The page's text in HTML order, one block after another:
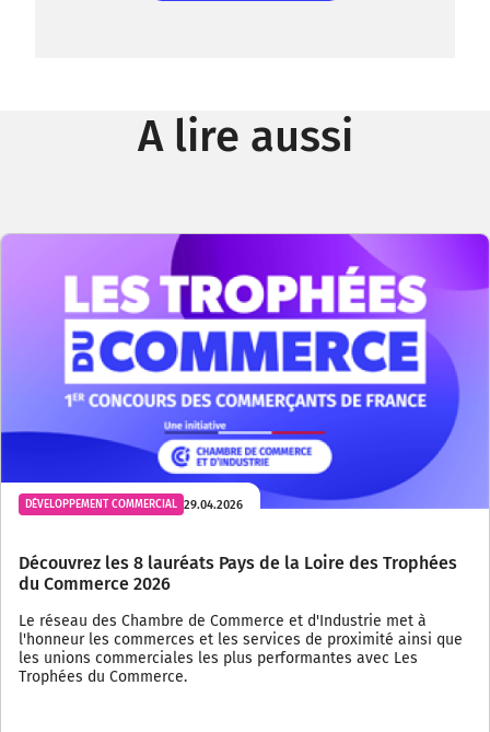
A lire aussi
DÉVELOPPEMENT COMMERCIAL 29.04.2026
Découvrez les 8 lauréats Pays de la Loire des Trophées
du Commerce 2026
Le réseau des Chambre de Commerce et d'Industrie met à
l'honneur les commerces et les services de proximité ainsi que
les unions commerciales les plus performantes avec Les
Trophées du Commerce.